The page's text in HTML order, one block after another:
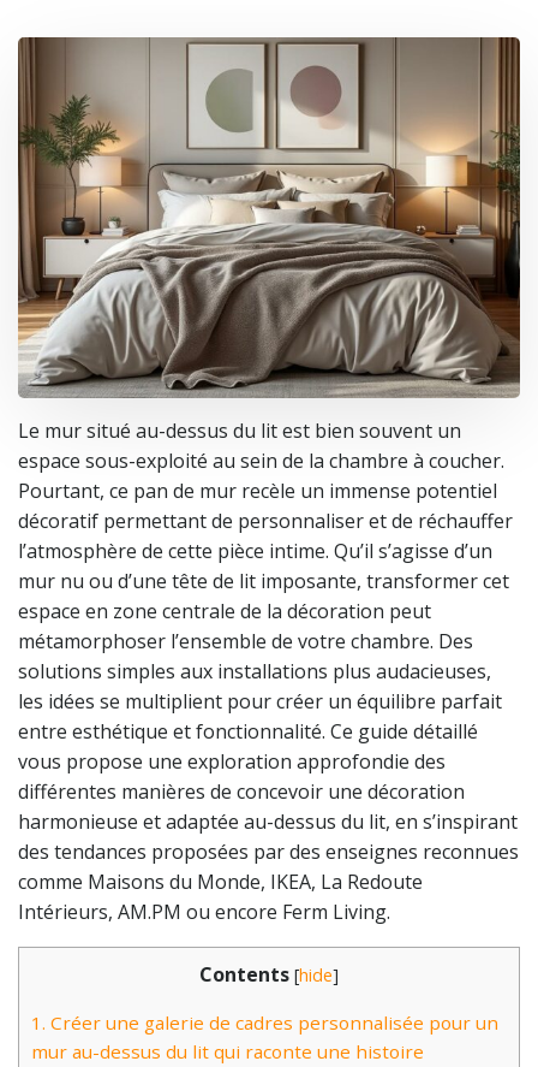
Le mur situé au-dessus du lit est bien souvent un
espace sous-exploité au sein de la chambre à coucher.
Pourtant, ce pan de mur recèle un immense potentiel
décoratif permettant de personnaliser et de réchauffer
l’atmosphère de cette pièce intime. Qu’il s’agisse d’un
mur nu ou d’une tête de lit imposante, transformer cet
espace en zone centrale de la décoration peut
métamorphoser l’ensemble de votre chambre. Des
solutions simples aux installations plus audacieuses,
les idées se multiplient pour créer un équilibre parfait
entre esthétique et fonctionnalité. Ce guide détaillé
vous propose une exploration approfondie des
différentes manières de concevoir une décoration
harmonieuse et adaptée au-dessus du lit, en s’inspirant
des tendances proposées par des enseignes reconnues
comme Maisons du Monde, IKEA, La Redoute
Intérieurs, AM.PM ou encore Ferm Living.
Contents [hide]
1. Créer une galerie de cadres personnalisée pour un
mur au-dessus du lit qui raconte une histoire